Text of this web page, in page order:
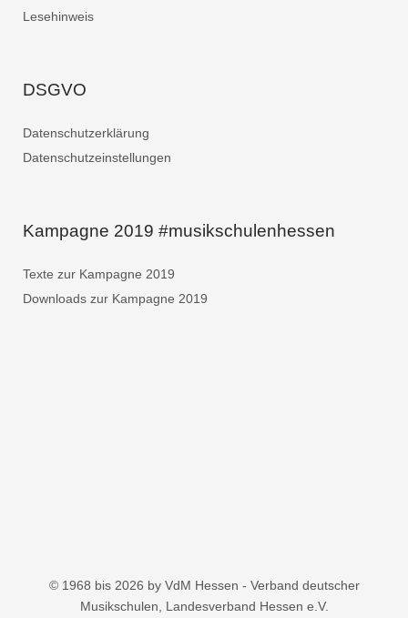
Lesehinweis
DSGVO
Datenschutzerklärung
Datenschutzeinstellungen
Kampagne 2019 #musikschulenhessen
Texte zur Kampagne 2019
Downloads zur Kampagne 2019
© 1968 bis 2026 by VdM Hessen - Verband deutscher
Musikschulen, Landesverband Hessen e.V.